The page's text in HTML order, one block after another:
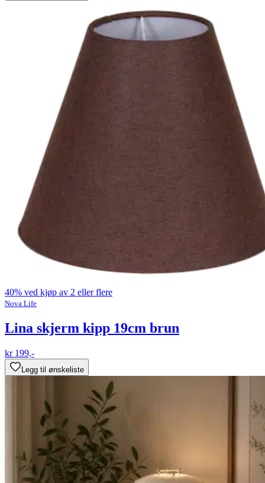
40% ved kjøp av 2 eller flere
Nova Life
Lina skjerm kipp 19cm brun
kr 199,-
Legg til ønskeliste